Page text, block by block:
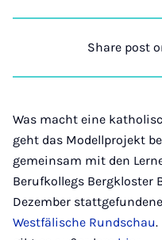
Share post
Was macht eine
geht das Modellprojekt
gemeinsam mit den
Berufkollegs Bergkloster
Dezember
Westfälische Rundschau.